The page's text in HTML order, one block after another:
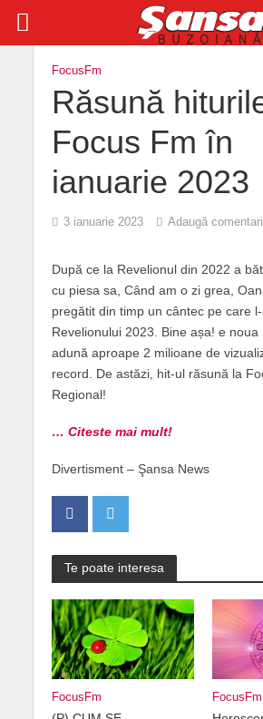
FocusFm
Răsună
Focus Fm în
ianuarie 2023
3 ianuarie 2023 Adaugă
După ce la Revelionul din 2022 a
cu piesa sa, Când am o zi grea,
pregătit din timp un cântec pe care
Revelionului 2023. Bine așa! e noua
adună aproape 2 milioane de
record. De astăzi, hit-ul răsună la
Regional!
… Citeste mai mult!
Divertisment – Şansa News
Te poate interesa
FocusFm FocusFm